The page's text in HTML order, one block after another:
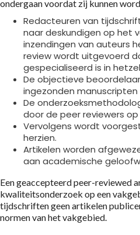
ondergaan voordat zij kunnen
Redacteuren van
naar deskundigen op het
inzendingen van auteurs
review wordt uitgevoerd
gespecialiseerd is in
De objectieve
ingezonden
De
door de peer reviewers
Vervolgens wordt
herzien.
Artikelen worden
aan academische
Een geaccepteerd peer-reviewed
kwaliteitsonderzoek op een
tijdschriften geen artikelen
normen van het vakgebied.